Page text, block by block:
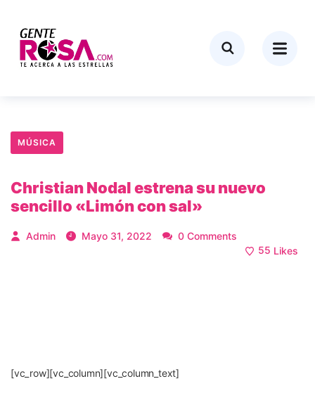
MÚSICA
Christian Nodal estrena su nuevo
sencillo «Limón con sal»
Admin Mayo 31, 2022
0 Comments
55 Likes
[vc_row][vc_column][vc_column_text]